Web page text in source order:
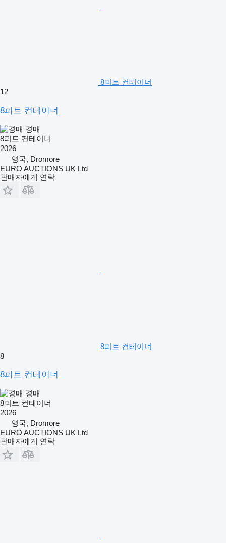
8피트 컨테이너
12
8피트 컨테이너
경매
8피트 컨테이너
2026
영국, Dromore
EURO AUCTIONS UK Ltd
판매자에게 연락
8피트 컨테이너
8
8피트 컨테이너
경매
8피트 컨테이너
2026
영국, Dromore
EURO AUCTIONS UK Ltd
판매자에게 연락